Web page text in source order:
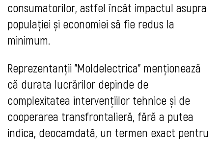
consumatorilor, astfel încât impactul asupra
populației și economiei să fie redus la
minimum.
Reprezentanții "Moldelectrica" menționează
că durata lucrărilor depinde de
complexitatea intervențiilor tehnice și de
cooperarea transfrontalieră, fără a putea
indica, deocamdată, un termen exact pentru